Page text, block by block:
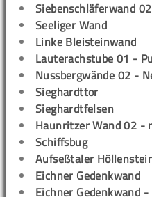
Siebenschläferwand
Seeliger Wand
Linke Bleisteinwand
Lauterachstube 01 -
Nussbergwände 02 -
Sieghardttor
Sieghardtfelsen
Haunritzer Wand 02 -
Schiffsbug
Aufseßtaler
Eichner Gedenkwand
Eichner Gedenkwand